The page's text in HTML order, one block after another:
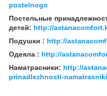
postelnogo
Постельные
детей: http://
Подушки : http://
Одеяла : http://
Наматрасники: http://
prinadlezhnosti-namatrasniki